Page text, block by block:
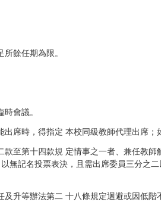
餘任期為限。
會議。
席時，得指定 本校同級教師代理出席；
至第十四款規 定情事之一者、兼任教
無記名投票表決，且需出席委員三分之
升等辦法第二 十八條規定迴避或因低